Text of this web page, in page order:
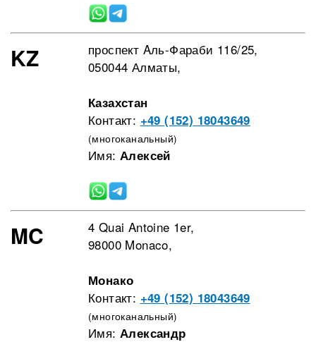
KZ
проспект Aль-Фараби 116/25,
050044 Алматы,
Казахстан
Контакт: +49 (152) 18043649
(многоканальный)
Имя: Алексей
MC
4 Quai Antoine 1er,
98000 Monaco,
Монако
Контакт: +49 (152) 18043649
(многоканальный)
Имя: Александр